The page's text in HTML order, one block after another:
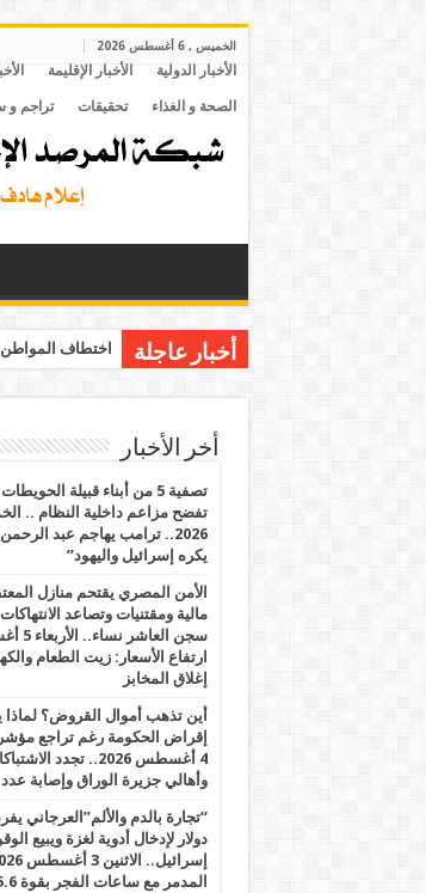
الخميس , 6 أغسطس 2026
الأخبار الدولية الأخبار الإقليمة
الصحة و الغذاء تحقيقات تراجم و
أخبار عاجلة اختطاف
أخر الأخبار
تصفية 5 من أبناء قبيلة
2026.. ترامب يهاجم عبد
يكره إسرائيل واليهود”
الأمن المصري يقتحم منازل
مالية ومقتنيات وتصاعد
ارتفاع الأسعار: زيت الطعام
إغلاق المخابز
أين تذهب أموال القروض؟
إقراض الحكومة رغم تراجع
4 أغسطس 2026.. تجدد
وأهالي جزيرة الوراق وإصابة
دولار لإدخال أدوية لغزة ويبيع